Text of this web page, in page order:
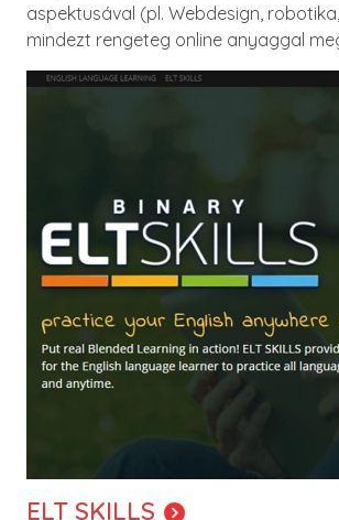
aspektusával (pl. Webdesign,
mindezt rengeteg online anyaggal
Image
ELT SKILLS